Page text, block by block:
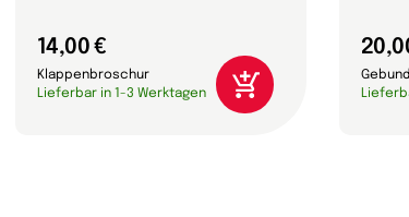
14,00 €
Klappenbroschur
Lieferbar in 1-3 Werktagen